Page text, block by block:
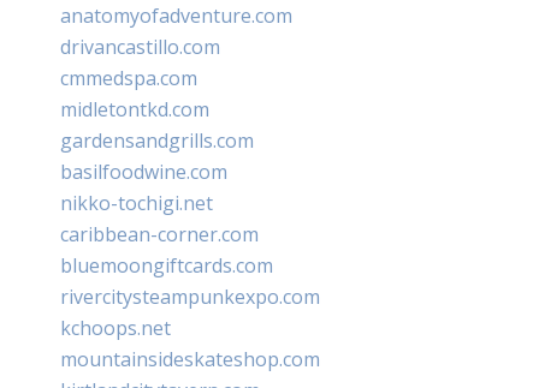
anatomyofadventure.com
drivancastillo.com
cmmedspa.com
midletontkd.com
gardensandgrills.com
basilfoodwine.com
nikko-tochigi.net
caribbean-corner.com
bluemoongiftcards.com
rivercitysteampunkexpo.com
kchoops.net
mountainsideskateshop.com